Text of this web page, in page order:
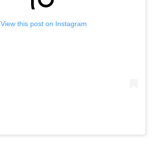
View this post on Instagram